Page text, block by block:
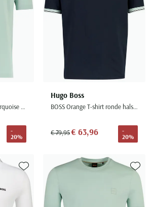
T-shirt BOSS Orange turquoise met logo normale fit
-
20%
Hugo Boss
BOSS Orange T-shirt ronde hals navy met lichtblauwe details
€ 79,95€ 63,96
-
20%
Toevoegen aan favorieten